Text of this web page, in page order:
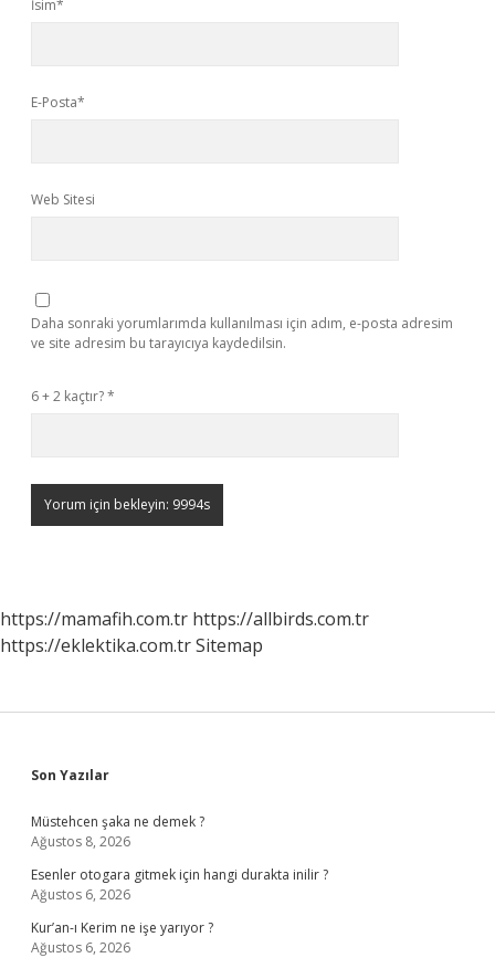
İsim*
E-Posta*
Web Sitesi
Daha sonraki yorumlarımda kullanılması için adım, e-posta adresim
ve site adresim bu tarayıcıya kaydedilsin.
6 + 2 kaçtır?*
https://mamafih.com.tr https://allbirds.com.tr
https://eklektika.com.trSitemap
Sidebar
Son Yazılar
Müstehcen şaka ne demek ?
Ağustos 8, 2026
Esenler otogara gitmek için hangi durakta inilir ?
Ağustos 6, 2026
Kur’an-ı Kerim ne işe yarıyor ?
Ağustos 6, 2026